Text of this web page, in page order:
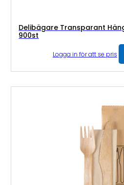
Delibägare Transparant
900st
Logga in för att se pris